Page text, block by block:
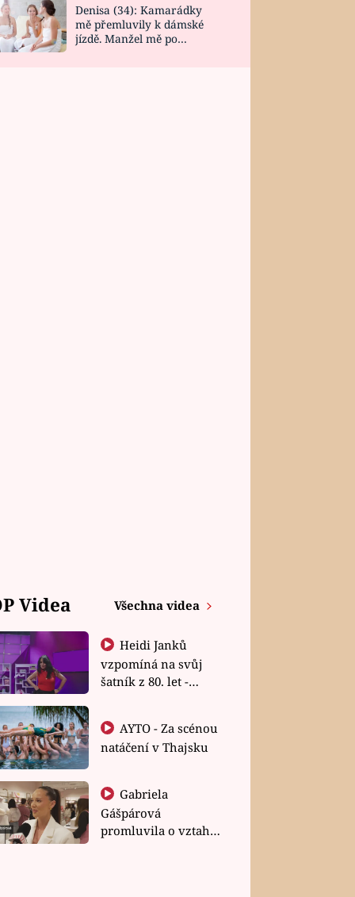
Denisa (34): Kamarádky
mě přemluvily k dámské
jízdě. Manžel mě po
Videa Všechna videa
Heidi Janků
vzpomíná na svůj
šatník z 80. let -
natáčení v Thajsku
Gabriela
Gášpárová
promluvila o vztahu